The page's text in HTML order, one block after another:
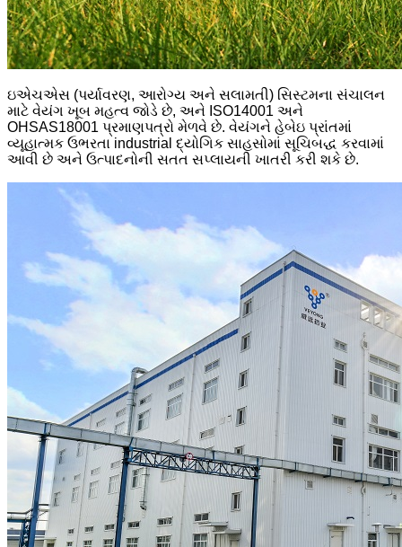
ઇએચએસ (પર્યાવરણ, આરોગ્ય અને સલામતી) સિસ્ટમના સંચાલન
માટે વેયંગ ખૂબ મહત્વ જોડે છે, અને ISO14001 અને
OHSAS18001 પ્રમાણપત્રો મેળવે છે. વેયંગને હેબેઇ પ્રાંતમાં
વ્યૂહાત્મક ઉભરતા industrial દ્યોગિક સાહસોમાં સૂચિબદ્ધ કરવામાં
આવી છે અને ઉત્પાદનોની સતત સપ્લાયની ખાતરી કરી શકે છે.